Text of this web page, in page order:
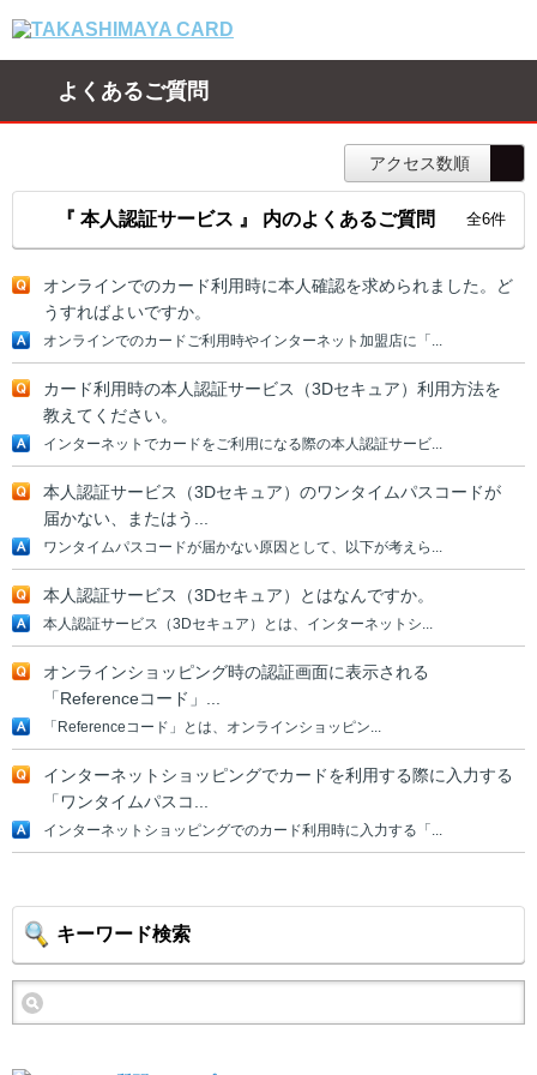
よくあるご質問
アクセス数順
『 本人認証サービス 』 内のよくあるご質問 全6件
オンラインでのカード利用時に本人確認を求められました。ど
うすればよいですか。
オンラインでのカードご利用時やインターネット加盟店に「...
カード利用時の本人認証サービス（3Dセキュア）利用方法を
教えてください。
インターネットでカードをご利用になる際の本人認証サービ...
本人認証サービス（3Dセキュア）のワンタイムパスコードが
届かない、またはう...
ワンタイムパスコードが届かない原因として、以下が考えら...
本人認証サービス（3Dセキュア）とはなんですか。
本人認証サービス（3Dセキュア）とは、インターネットシ...
オンラインショッピング時の認証画面に表示される
「Referenceコード」...
「Referenceコード」とは、オンラインショッピン...
インターネットショッピングでカードを利用する際に入力する
「ワンタイムパスコ...
インターネットショッピングでのカード利用時に入力する「...
キーワード検索